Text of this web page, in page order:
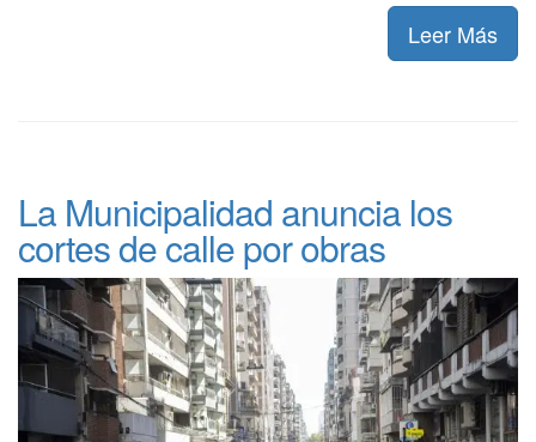
Leer Más
La Municipalidad anuncia los
cortes de calle por obras